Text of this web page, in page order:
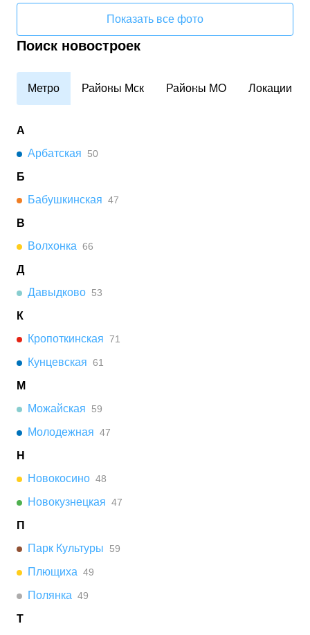
Показать все фото
Поиск новостроек
Метро Районы Мск Районы МО Локации
А
Арбатская
50
Б
Бабушкинская 47
В
Волхонка 66
Д
Давыдково 53
К
Кропоткинская 71
Кунцевская 61
М
Можайская
59
Молодежная 47
Н
Новокосино 48
Новокузнецкая 47
П
Парк Культуры
59
Плющиха 49
Полянка 49
Т